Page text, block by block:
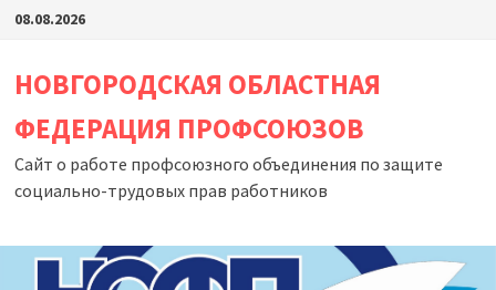
Перейти
содержимому
08.08.2026
НОВГОРОДСКАЯ ОБЛАСТНАЯ
ФЕДЕРАЦИЯ ПРОФСОЮЗОВ
Сайт о работе профсоюзного объединения по защите
социально-трудовых прав работников